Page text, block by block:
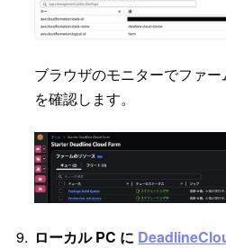
ブラウザのモニターでファ
を確認します。
ローカル PC に